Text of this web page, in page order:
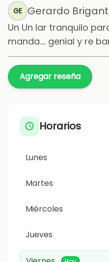
GE Gerardo
Un Un lar tranquilo
manda.... genial y re
Agregar reseña
Horarios
Lunes
Martes
Miércoles
Jueves